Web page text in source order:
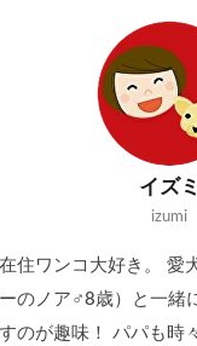
イズミ
izumi
住ワンコ大好き。 愛
のノア♂8歳）と一緒
のが趣味！ パパも時